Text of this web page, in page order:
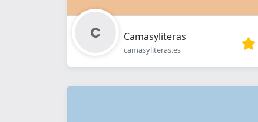
Camasyliteras
camasyliteras.es